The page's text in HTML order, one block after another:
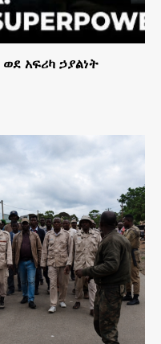
አፍሪካ ኃያልነት